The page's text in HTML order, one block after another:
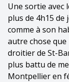
Une sortie avec
plus de 4h15 de
comme à son
autre chose
droitier de St-
plus battu de
Montpellier en